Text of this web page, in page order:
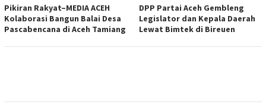
Pikiran Rakyat–MEDIA ACEH
Kolaborasi Bangun Balai Desa
Pascabencana di Aceh Tamiang
DPP Partai Aceh Gembleng
Legislator dan Kepala Daerah
Lewat Bimtek di Bireuen